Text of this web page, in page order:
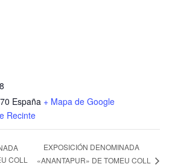
España + Mapa de Google
Recinte
COLL
EXPOSICIÓN DENOMINADA
«ANANTAPUR» DE TOMEU COLL